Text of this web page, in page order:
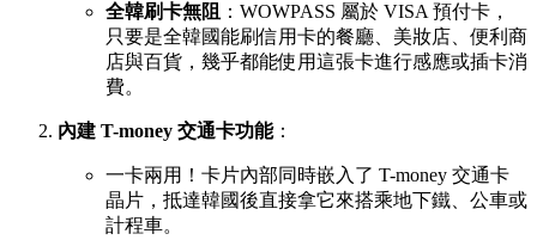
全韓刷卡無阻 ：WOWPASS 屬於 VISA 預付卡，
只要是全韓國能刷信用卡的餐廳、美妝店、便利商
店與百貨，幾乎都能使用這張卡進行感應或插卡消
費。
內建 T-money 交通卡功能：
一卡兩用！卡片內部同時嵌入了 T-money 交通卡
晶片，抵達韓國後直接拿它來搭乘地下鐵、公車或
計程車。